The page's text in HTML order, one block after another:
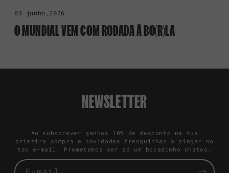
03 junho,2026
O MUNDIAL VEM COM RODADA À BO(R)LA
NEWSLETTER
Ao subscrever ganhas 10% de desconto na tua
primeira compra e novidades fresquinhas a pingar no
teu e-mail. Prometemos ser só um bocadinho chatos.